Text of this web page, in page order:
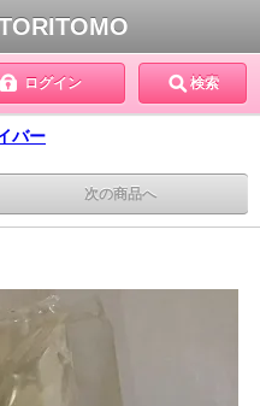
ログイン 検索
バー
次の商品へ